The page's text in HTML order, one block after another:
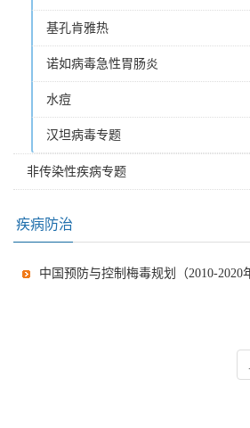
基孔肯雅热
诺如病毒急性胃肠炎
水痘
汉坦病毒专题
非传染性疾病专题
疾病防治
中国预防与控制梅毒规划（2010-2020